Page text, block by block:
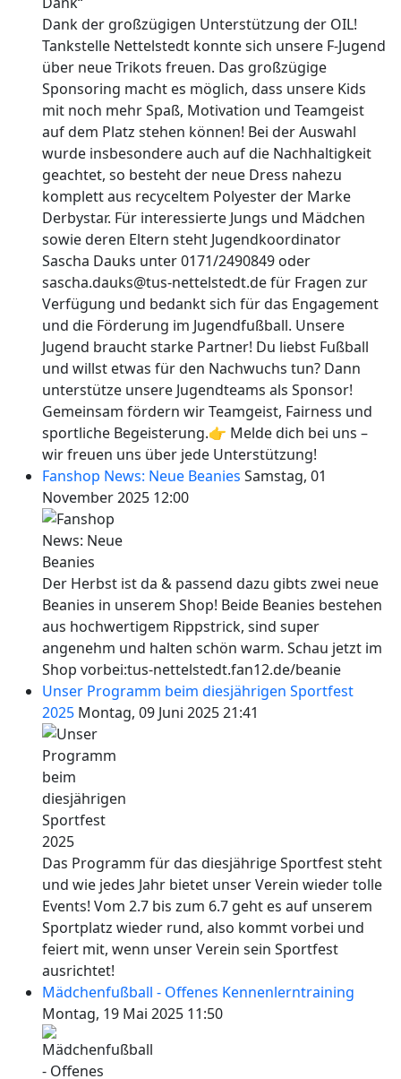
Dank der großzügigen Unterstützung der OIL!
Tankstelle Nettelstedt konnte sich unsere F-Jugend
über neue Trikots freuen. Das großzügige
Sponsoring macht es möglich, dass unsere Kids
mit noch mehr Spaß, Motivation und Teamgeist
auf dem Platz stehen können! Bei der Auswahl
wurde insbesondere auch auf die Nachhaltigkeit
geachtet, so besteht der neue Dress nahezu
komplett aus recyceltem Polyester der Marke
Derbystar. Für interessierte Jungs und Mädchen
sowie deren Eltern steht Jugendkoordinator
Sascha Dauks unter 0171/2490849 oder
sascha.dauks@tus-nettelstedt.de für Fragen zur
Verfügung und bedankt sich für das Engagement
und die Förderung im Jugendfußball. Unsere
Jugend braucht starke Partner! Du liebst Fußball
und willst etwas für den Nachwuchs tun? Dann
unterstütze unsere Jugendteams als Sponsor!
Gemeinsam fördern wir Teamgeist, Fairness und
sportliche Begeisterung.👉 Melde dich bei uns –
wir freuen uns über jede Unterstützung!
Fanshop News: Neue Beanies Samstag, 01
November 2025 12:00
Der Herbst ist da & passend dazu gibts zwei neue
Beanies in unserem Shop! Beide Beanies bestehen
aus hochwertigem Rippstrick, sind super
angenehm und halten schön warm. Schau jetzt im
Shop vorbei:tus-nettelstedt.fan12.de/beanie
Unser Programm beim diesjährigen Sportfest
2025 Montag, 09 Juni 2025 21:41
Das Programm für das diesjährige Sportfest steht
und wie jedes Jahr bietet unser Verein wieder tolle
Events! Vom 2.7 bis zum 6.7 geht es auf unserem
Sportplatz wieder rund, also kommt vorbei und
feiert mit, wenn unser Verein sein Sportfest
ausrichtet!
Mädchenfußball - Offenes Kennenlerntraining
Montag, 19 Mai 2025 11:50